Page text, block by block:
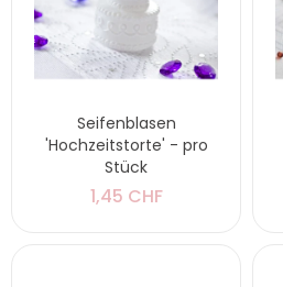
Seifenblasen
'Hochzeitstorte' - pro
Stück
1,45 CHF